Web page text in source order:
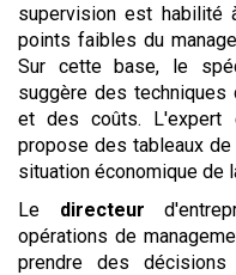
supervision est
points faibles du
Sur cette base, le
suggère des techniques
et des coûts. L'expert
propose des tableaux
situation économique de
Le directeur
opérations de
prendre des décisions